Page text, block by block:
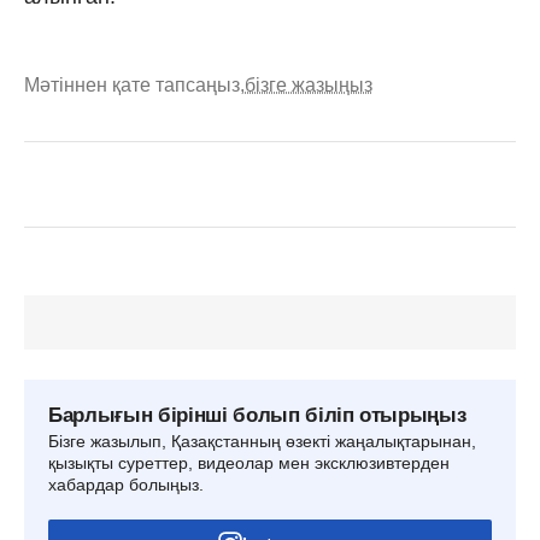
Мәтіннен қате тапсаңыз,бізге жазыңыз
Барлығын бірінші болып біліп отырыңыз
Бізге жазылып, Қазақстанның өзекті жаңалықтарынан,
қызықты суреттер, видеолар мен эксклюзивтерден
хабардар болыңыз.